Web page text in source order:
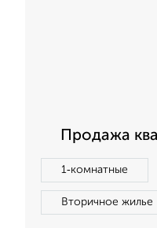
Продажа
1‑комнатные
Вторичное жилье